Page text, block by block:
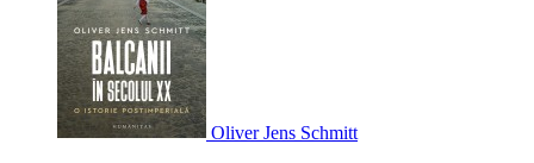
Oliver Jens Schmitt